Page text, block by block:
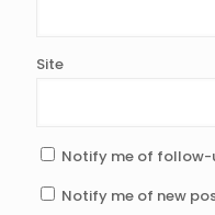
Site
Notify me of follow-
Notify me of new